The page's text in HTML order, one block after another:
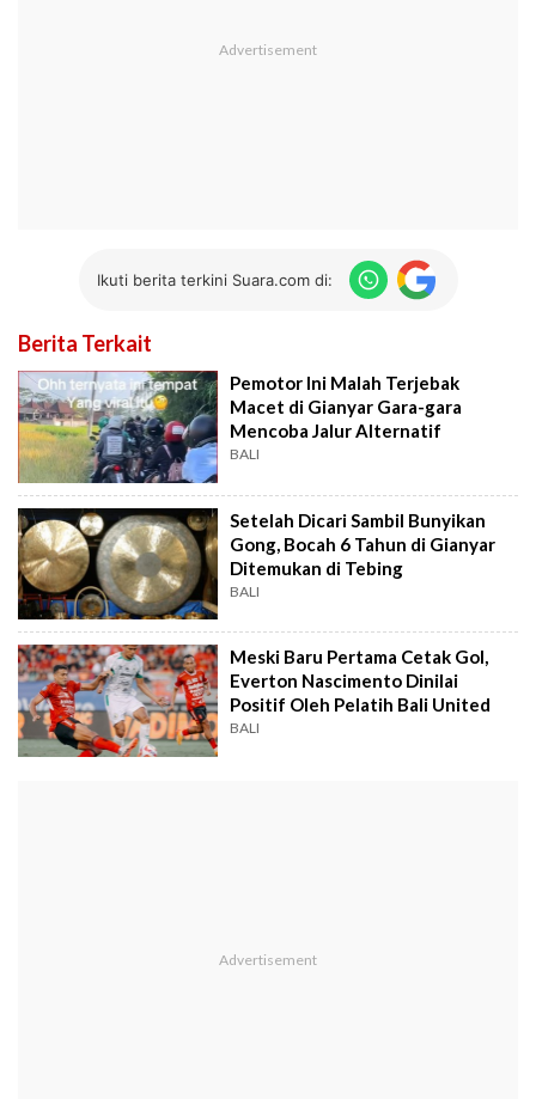
Ikuti berita terkini Suara.com di:
Berita Terkait
Pemotor Ini Malah Terjebak
Macet di Gianyar Gara-gara
Mencoba Jalur Alternatif
BALI
Setelah Dicari Sambil Bunyikan
Gong, Bocah 6 Tahun di Gianyar
Ditemukan di Tebing
BALI
Meski Baru Pertama Cetak Gol,
Everton Nascimento Dinilai
Positif Oleh Pelatih Bali United
BALI